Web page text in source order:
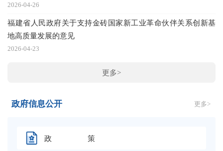
2026-04-26
福建省人民政府关于支持金砖国家新工业革命伙伴关系创新基
地高质量发展的意见
2026-04-23
更多>
政府信息公开 更多>
政 策